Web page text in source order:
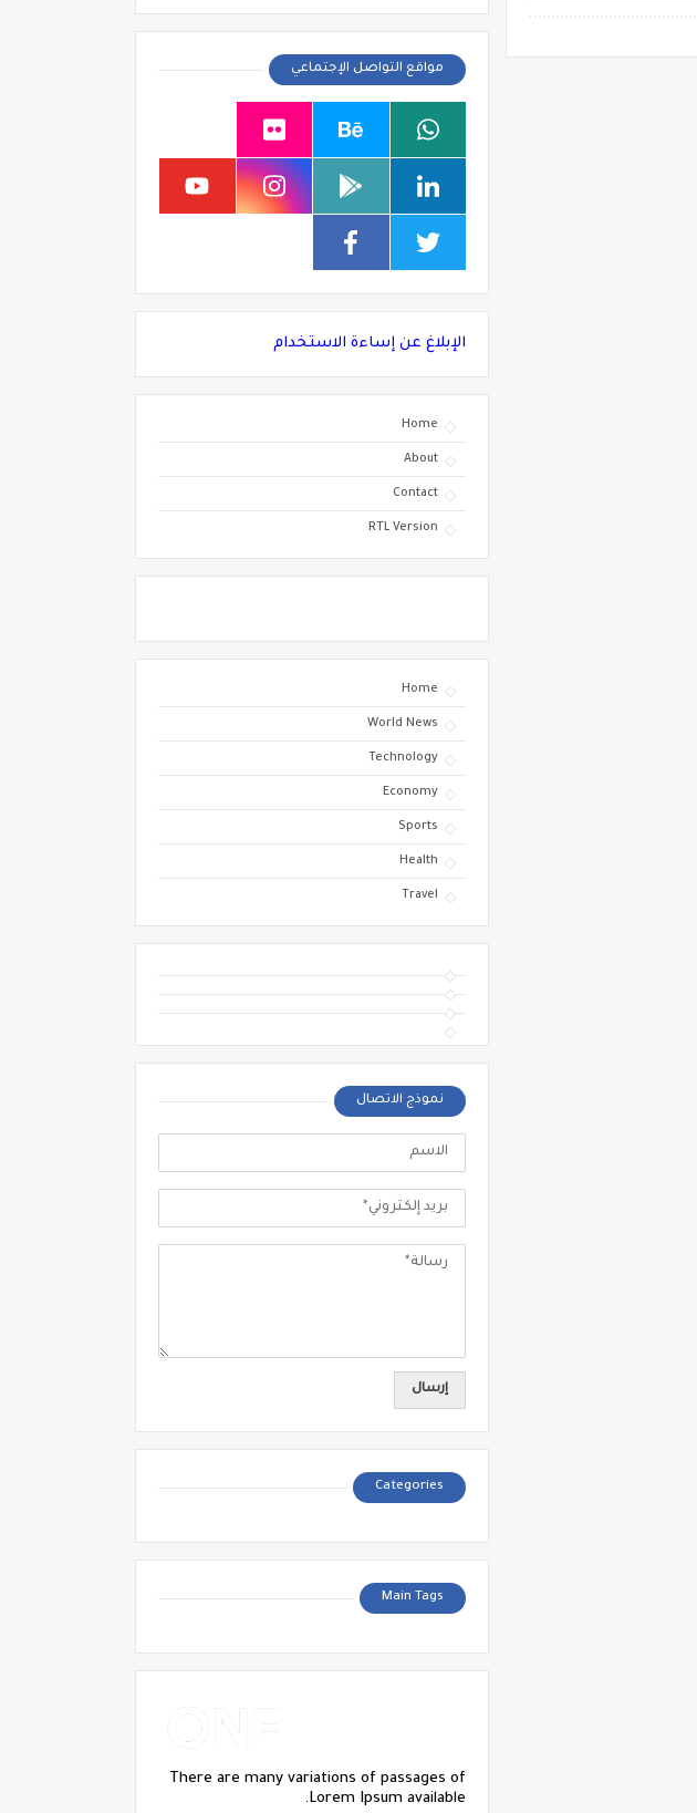
مواقع التواصل الإجتماعي
الإبلاغ عن إساءة الاستخدام
Home
About
Contact
RTL Version
Home
World News
Technology
Economy
Sports
Health
Travel
نموذج الاتصال
Categories
Main Tags
There are many variations of passages of
Lorem Ipsum available.